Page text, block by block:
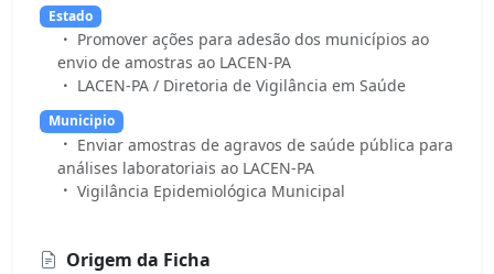
Estado
Promover ações para adesão dos municípios ao
envio de amostras ao LACEN-PA
LACEN-PA / Diretoria de Vigilância em Saúde
Municipio
Enviar amostras de agravos de saúde pública para
análises laboratoriais ao LACEN-PA
Vigilância Epidemiológica Municipal
Origem da Ficha